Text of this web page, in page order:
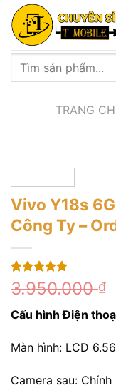
Skip
content
Tìm
TRANG
Vivo Y18s
Công Ty –
5.00trên 5
dựa trên
1
3.950.000₫
Cấu hình Điện
Màn hình: LCD
Camera sau: